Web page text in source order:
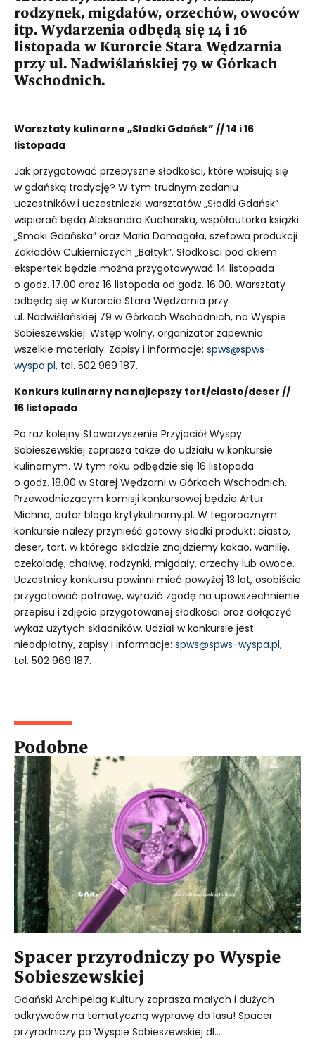
rodzynek, migdałów, orzechów, owoców
itp. Wydarzenia odbędą się 14 i 16
listopada w Kurorcie Stara Wędzarnia
przy ul. Nadwiślańskiej 79 w Górkach
Wschodnich.
Warsztaty kulinarne „Słodki Gdańsk” // 14 i 16
listopada
Jak przygotować przepyszne słodkości, które wpisują się
w gdańską tradycję? W tym trudnym zadaniu
uczestników i uczestniczki warsztatów „Słodki Gdańsk”
wspierać będą Aleksandra Kucharska, współautorka książki
„Smaki Gdańska” oraz Maria Domagała, szefowa produkcji
Zakładów Cukierniczych „Bałtyk”. Słodkości pod okiem
ekspertek będzie można przygotowywać 14 listopada
o godz. 17.00 oraz 16 listopada od godz. 16.00. Warsztaty
odbędą się w Kurorcie Stara Wędzarnia przy
ul. Nadwiślańskiej 79 w Górkach Wschodnich, na Wyspie
Sobieszewskiej. Wstęp wolny, organizator zapewnia
wszelkie materiały. Zapisy i informacje: spws@spws-
wyspa.pl, tel. 502 969 187.
Konkurs kulinarny na najlepszy tort/ciasto/deser //
16 listopada
Po raz kolejny Stowarzyszenie Przyjaciół Wyspy
Sobieszewskiej zaprasza także do udziału w konkursie
kulinarnym. W tym roku odbędzie się 16 listopada
o godz. 18.00 w Starej Wędzarni w Górkach Wschodnich.
Przewodniczącym komisji konkursowej będzie Artur
Michna, autor bloga krytykulinarny.pl. W tegorocznym
konkursie należy przynieść gotowy słodki produkt: ciasto,
deser, tort, w którego składzie znajdziemy kakao, wanilię,
czekoladę, chałwę, rodzynki, migdały, orzechy lub owoce.
Uczestnicy konkursu powinni mieć powyżej 13 lat, osobiście
przygotować potrawę, wyrazić zgodę na upowszechnienie
przepisu i zdjęcia przygotowanej słodkości oraz dołączyć
wykaz użytych składników. Udział w konkursie jest
nieodpłatny, zapisy i informacje: spws@spws-wyspa.pl,
tel. 502 969 187.
Podobne
Spacer przyrodniczy po Wyspie
Sobieszewskiej
Gdański Archipelag Kultury zaprasza małych i dużych
odkrywców na tematyczną wyprawę do lasu! Spacer
przyrodniczy po Wyspie Sobieszewskiej dl...